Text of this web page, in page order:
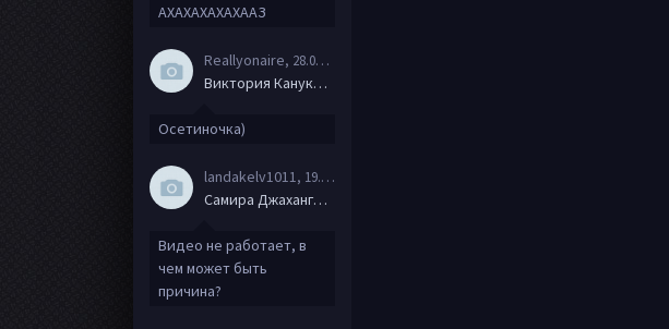
АХАХАХАХАХААЗ
Reallyonaire, 28.06.20
Виктория Канукова
Осетиночка)
landakelv1011 , 19.06.20
Самира Джахангирова
Видео не работает, в
чем может быть
причина?